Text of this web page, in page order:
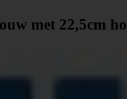
met 22,5cm